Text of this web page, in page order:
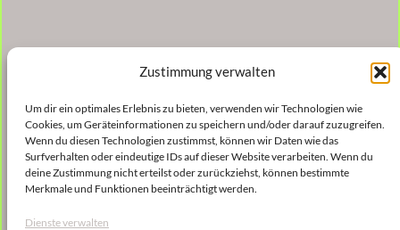
Zustimmung verwalten
Um dir ein optimales Erlebnis zu bieten, verwenden wir Technologien wie
Cookies, um Geräteinformationen zu speichern und/oder darauf zuzugreifen.
Wenn du diesen Technologien zustimmst, können wir Daten wie das
Surfverhalten oder eindeutige IDs auf dieser Website verarbeiten. Wenn du
deine Zustimmung nicht erteilst oder zurückziehst, können bestimmte
Merkmale und Funktionen beeinträchtigt werden.
Dienste verwalten